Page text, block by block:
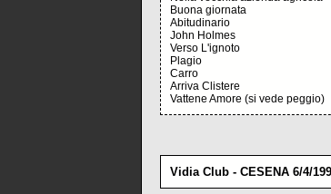
Buona giornata
Abitudinario
John Holmes
Verso L'ignoto
Plagio
Carro
Arriva Clistere
Vattene Amore (si vede peggio)
Vidia Club - CESENA 6/4/